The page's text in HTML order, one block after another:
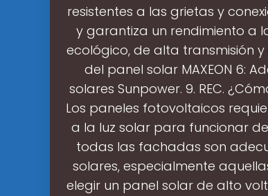
resistentes a las grietas y
y garantiza un rendimiento a
ecológico, de alta transmisión
del panel solar MAXEON 6:
solares Sunpower. 9. REC.
Los paneles fotovoltaicos
a la luz solar para funcionar
todas las fachadas son
solares, especialmente
elegir un panel solar de alto